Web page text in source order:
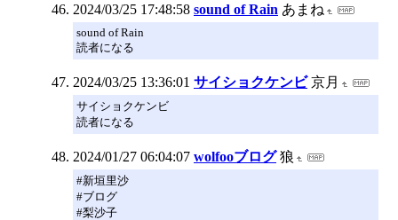
2024/03/25 17:48:58 sound of Rain あまね
sound of Rain
読者になる
2024/03/25 13:36:01 サイショクケンビ 京月
サイショクケンビ
読者になる
2024/01/27 06:04:07 wolfooブログ 狼
#新垣里沙
#ブログ
#梨沙子